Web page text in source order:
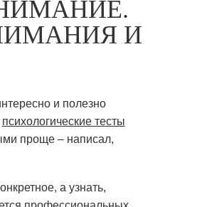
И
и полезно
психологические тесты
проще – написал,
а узнать,